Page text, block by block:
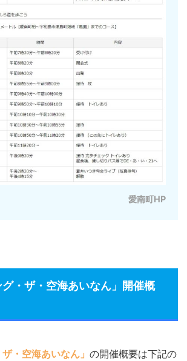
愛南町HP
グ・ザ・空海あいなん」開催概
・空海あいなん」 の開催概要は下記の